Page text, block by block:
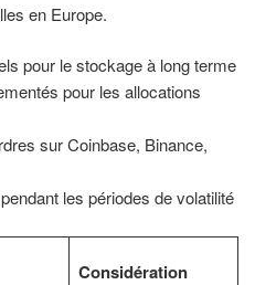
en Europe.
pour le stockage à long terme
pour les allocations
sur Coinbase, Binance,
les périodes de volatilité
Considération